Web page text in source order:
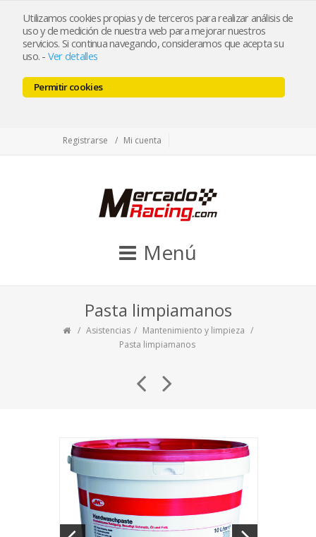
Utilizamos cookies propias y de terceros para realizar análisis de
uso y de medición de nuestra web para mejorar nuestros
servicios. Si continua navegando, consideramos que acepta su
uso. - Ver detalles
Permitir cookies
tienda@mercadoracing.com
Registrarse
Mi cuenta
Menú
Pasta limpiamanos
Asistencias
Mantenimiento y limpieza
Pasta limpiamanos